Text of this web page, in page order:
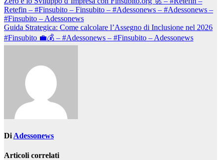
articoli
Retefin – #Finsubito – Finsubito – #Adessonews – #Adessonews –
#Finsubito – Adessonews
Guida Strategica: Come calcolare l’Assegno di Inclusione nel 2026
#Finsubito 💼💰 – #Adessonews – #Finsubito – Adessonews
DiAdessonews
Articoli correlati